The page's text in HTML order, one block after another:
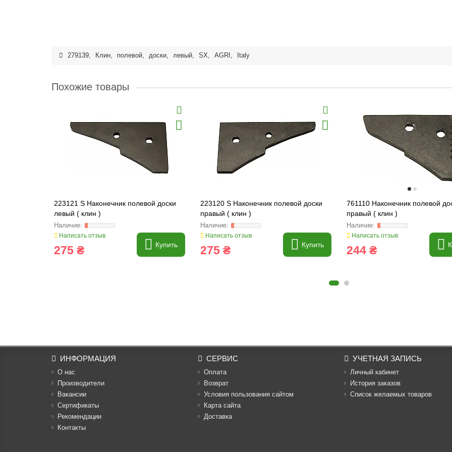
279139, Клин, полевой, доски, левый, SX, AGRI , Italy
Похожие товары
223121 S Наконечник полевой доски
левый ( клин )
Написать отзыв
275 ₴ Купить
223120 S Наконечник полевой доски
правый ( клин )
Написать отзыв
275 ₴ Купить
761110 Наконечник полевой
правый ( клин )
Написать отзыв
244 ₴
ИНФОРМАЦИЯ
О нас
Производители
Вакансии
Cертификаты
Рекомендации
Контакты
СЕРВИС
Оплата
Возврат
Условия пользования сайтом
Карта сайта
Доставка
УЧЕТНАЯ ЗАПИСЬ
Личный кабинет
История заказов
Список желаемых товаров